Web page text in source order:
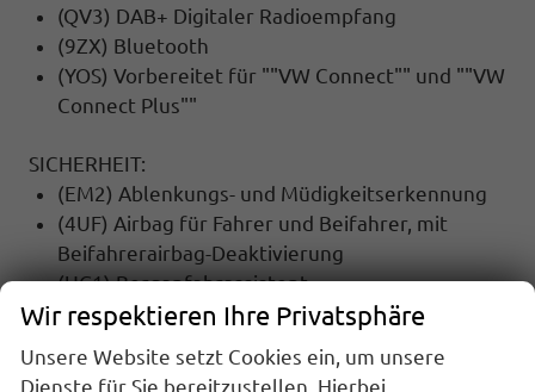
(QV3) DAB+ Digitaler Radioempfang
(9ZX) Bluetooth
(YOS) Vorbereitet für ""VW Connect"" und ""VW
Connect Plus""
SICHERHEIT:
(EM2) Ablenkungs- und Müdigkeitserkennung
(4UF) Airbag für Fahrer und Beifahrer, mit
Beifahrerairbag-Deaktivierung
(UG1) Berganfahrassistent
(1N3) Servolenkung elektromechanisch,
(7L6) Start-Stopp Automatik
Wir respektieren Ihre Privatsphäre
Unsere Website setzt Cookies ein, um unsere
Dienste für Sie bereitzustellen. Hierbei